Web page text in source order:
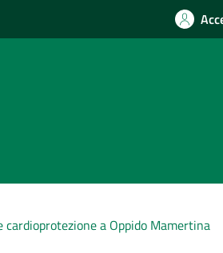
a Oppido Mamertina